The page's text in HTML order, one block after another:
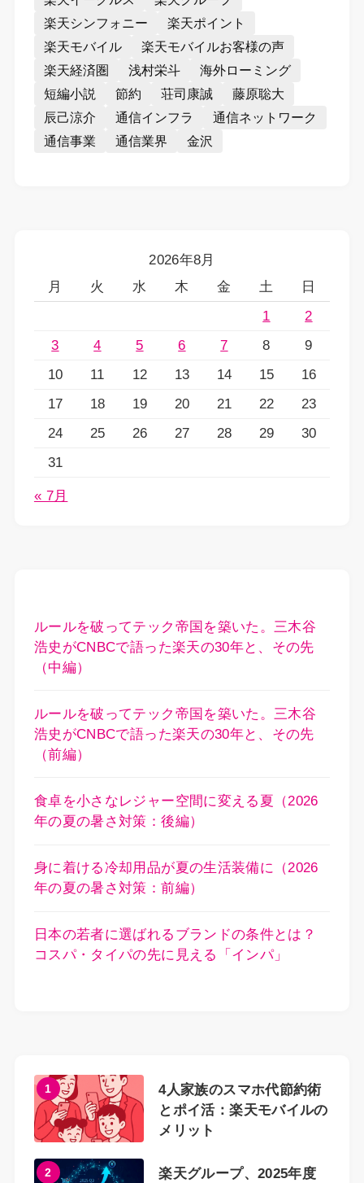
楽天シンフォニー
楽天ポイント
楽天モバイル
楽天モバイルお客様の声
楽天経済圏
浅村栄斗
海外ローミング
短編小説
節約 荘司康誠
藤原聡大
辰己涼介
通信インフラ
通信ネットワーク
通信事業
通信業界 金沢
2026年8月
月
火 水 木 金 土
日
1
2
3
4 5 6 7 8
9
10
11 12 13 14 15
16
17
18 19 20 21 22
23
24
25 26 27 28 29
30
31
« 7月
ルールを破ってテック帝国を築いた。三木谷
浩史がCNBCで語った楽天の30年と、その先
（中編）
ルールを破ってテック帝国を築いた。三木谷
浩史がCNBCで語った楽天の30年と、その先
（前編）
食卓を小さなレジャー空間に変える夏（2026
年の夏の暑さ対策：後編）
身に着ける冷却用品が夏の生活装備に（2026
年の夏の暑さ対策：前編）
日本の若者に選ばれるブランドの条件とは？
コスパ・タイパの先に見える「インパ」
1
4人家族のスマホ代節約術
とポイ活：楽天モバイルの
メリット
2
楽天グループ、2025年度